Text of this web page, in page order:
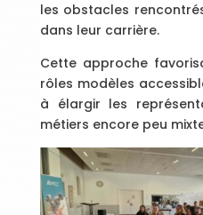
les obstacles
dans leur carrière.
Cette approche
rôles modèles
à élargir les
métiers encore peu